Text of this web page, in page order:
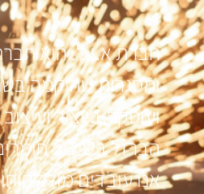
חברת א.י.ל. היא
ועוסקת בייצור
הברזל בשילוב
אנו עובדים מול